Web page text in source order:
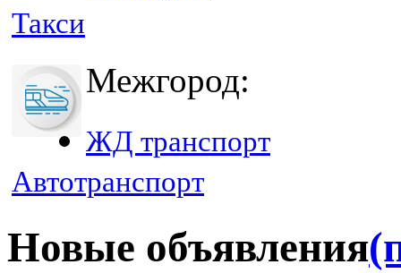
Такси
Межгород:
ЖД транспорт
Автотранспорт
Новые объявления